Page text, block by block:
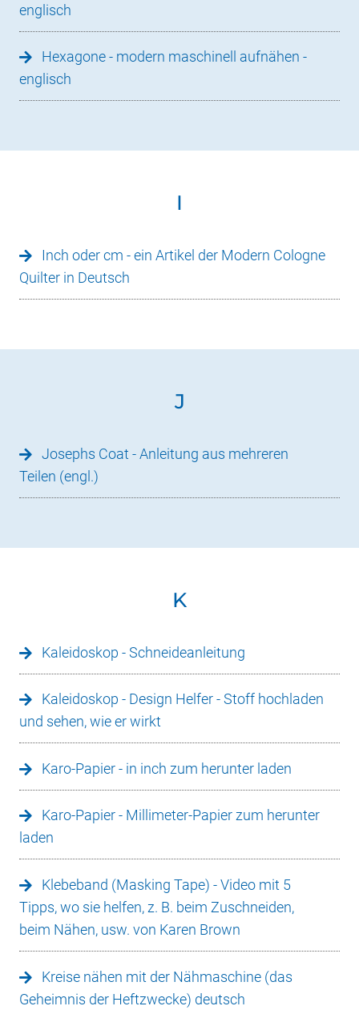
englisch
Hexagone - modern maschinell aufnähen -
englisch
I
Inch oder cm - ein Artikel der Modern Cologne
Quilter in Deutsch
J
Josephs Coat - Anleitung aus mehreren
Teilen (engl.)
K
Kaleidoskop - Schneideanleitung
Kaleidoskop - Design Helfer - Stoff hochladen
und sehen, wie er wirkt
Karo-Papier - in inch zum herunter laden
Karo-Papier - Millimeter-Papier zum herunter
laden
Klebeband (Masking Tape) - Video mit 5
Tipps, wo sie helfen, z. B. beim Zuschneiden,
beim Nähen, usw. von Karen Brown
Kreise nähen mit der Nähmaschine (das
Geheimnis der Heftzwecke) deutsch